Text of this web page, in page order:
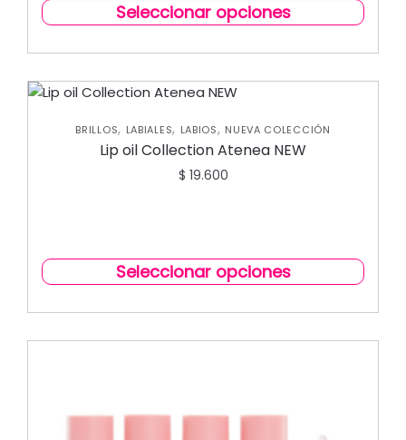
Seleccionar opciones
BRILLOS, LABIALES, LABIOS, NUEVA COLECCIÓN
Lip oil Collection Atenea NEW
$ 19.600
Seleccionar opciones